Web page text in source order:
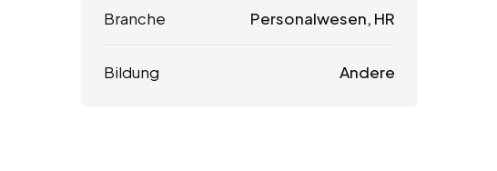
Branche Personalwesen, HR
Bildung Andere